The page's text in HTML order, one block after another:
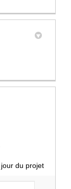
du projet